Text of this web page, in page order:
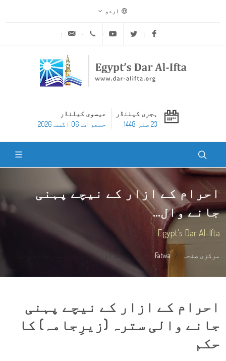
اردو
Facebook
Twitter
Youtube
ہجری کیلنڈر
23 صفر 1448
عیسوی کیلنڈر
جمعرات, 06 اگست 2026
احرام کے ازار کے نیچے پہنی
جانے وال...
Egypt's Dar Al-Ifta
مرکزی صفحہ Fatwa احرام کے ازار کے نیچے پہنی جانے وال...
احرام کے ازار کے نیچے پہنی
جانے والی سترہ (زیرِجامہ) کا
حکم